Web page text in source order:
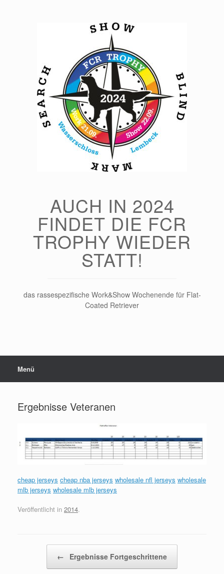
AUCH IN 2024
FINDET DIE FCR
TROPHY WIEDER
STATT!
das rassespezifische Work&Show Wochenende für Flat-
Coated Retriever
Menü
Ergebnisse Veteranen
cheap jerseys cheap nba jerseys wholesale nfl jerseys wholesale
mlb jerseys wholesale mlb jerseys
Veröffentlicht in 2014.
← Ergebnisse Fortgeschrittene